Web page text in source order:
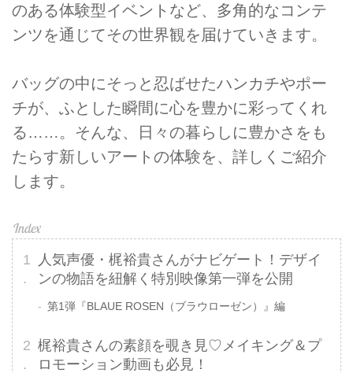
のある体験型イベントなど、多角的なコンテ
ンツを通じてその世界観を届けていきます。
バッグの中にそっと忍ばせたハンカチやポー
チが、ふとした瞬間に心を豊かに彩ってくれ
る……。そんな、日々の暮らしに豊かさをも
たらす新しいアートの体験を、詳しくご紹介
します。
人気声優・梶裕貴さんがナビゲート！デザイ
ンの物語を紐解く特別映像第一弾を公開
第1弾『BLAUE ROSEN（ブラウローゼン）』編
梶裕貴さんの素顔を覗き見♡メイキング＆プ
ロモーション動画も必見！